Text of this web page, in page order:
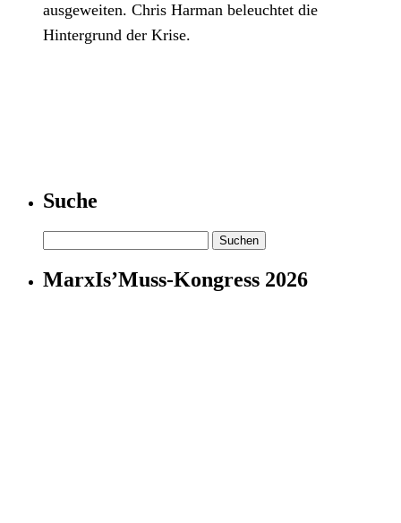
ausgeweiten. Chris Harman beleuchtet die
Hintergrund der Krise.
Suche
nach:
MarxIs’Muss-Kongress 2026